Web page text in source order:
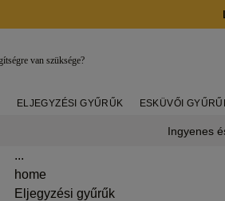
van szüksége?
ELJEGYZÉSI GYŰRŰK ESKÜVŐI
Ingyenes
...
home
Eljegyzési gyűrűk